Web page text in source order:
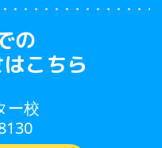
の
こちら
ー校